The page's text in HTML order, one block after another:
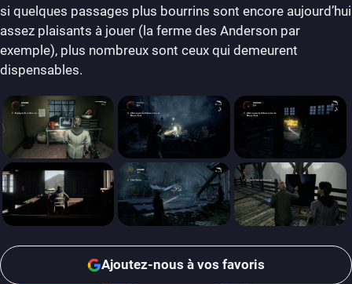
si quelques passages plus bourrins sont encore aujourd’hui
assez plaisants à jouer (la ferme des Anderson par
exemple), plus nombreux sont ceux qui demeurent
dispensables.
Ajoutez-nous à vos favoris